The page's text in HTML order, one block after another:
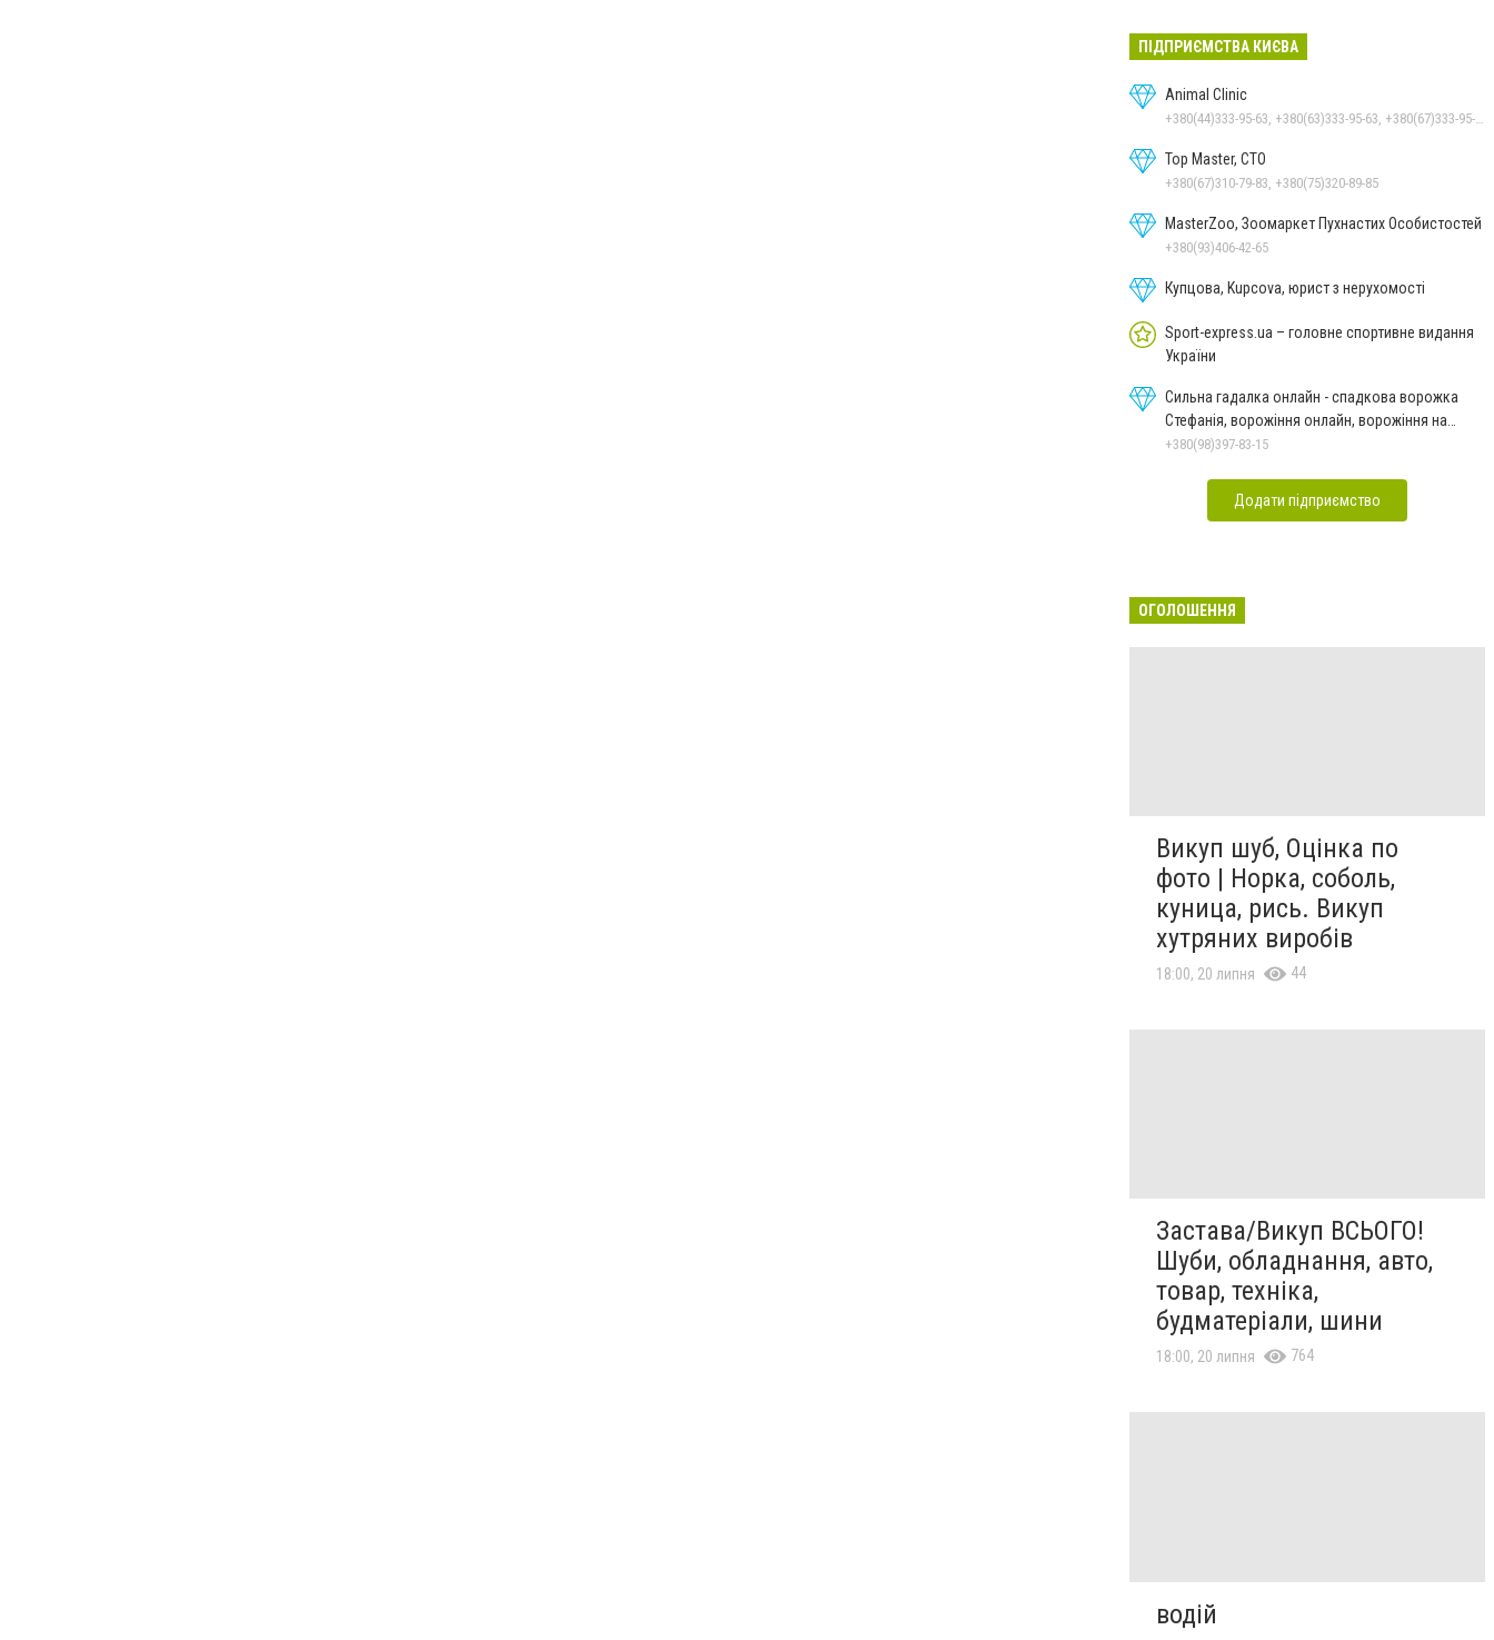
ПІДПРИЄМСТВА КИЄВА
Animal Clinic
Top Master, СТО
+380(67)310-79-83, +380(75)320-89-85
MasterZoo, Зоомаркет Пухнастих Особистостей
+380(93)406-42-65
Купцова, Kupcova, юрист з нерухомості
Sport-express.ua – головне спортивне видання
України
Сильна гадалка онлайн - спадкова ворожка
Стефанія, ворожіння онлайн, ворожіння на
картах Таро
+380(98)397-83-15
Додати підприємство
ОГОЛОШЕННЯ
Викуп шуб, Оцінка по
фото | Норка, соболь,
куница, рись. Викуп
хутряних виробів
18:00, 20 липня 44
Застава/Викуп ВСЬОГО!
Шуби, обладнання, авто,
товар, техніка,
будматеріали, шини
18:00, 20 липня 764
водій